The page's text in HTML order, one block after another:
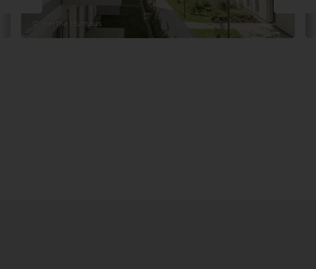
© Hertha Hurnaus